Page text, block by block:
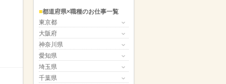
都道府県×職種のお仕事一覧
東京都
大阪府
神奈川県
愛知県
埼玉県
千葉県